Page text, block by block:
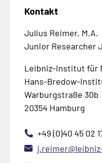
Kontakt
Julius Reimer, M.A.
Junior Researcher
Leibniz-Institut für
Hans-Bredow-
Warburgstraße 30b
20354 Hamburg
+49 (0)40 45 02